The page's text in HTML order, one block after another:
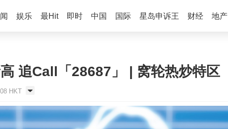
娱乐 最Hit 即时 中国 国际 星岛申诉王 财经 地产
追Call「28687」 | 窝轮热炒特区
HKT